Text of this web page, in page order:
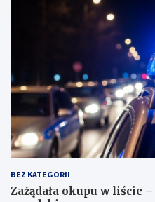
BEZ KATEGORII
Zażądała okupu w liście